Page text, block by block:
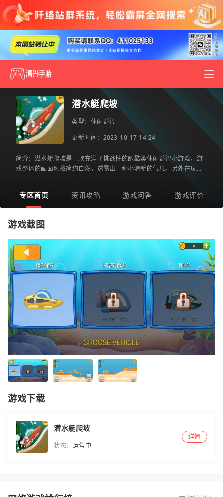
潜水艇爬坡
类型： 休闲益智
更新时间：2023-10-17 14:24
简介：潜水艇爬坡是一款充满了挑战性的跑酷类休闲益智小游戏，游
戏整体的画面风格简约自然，透露出一种小清新的气息，另外在玩法
专区首页 资讯攻略 游戏问答 游戏评价
游戏截图
游戏下载
潜水艇爬坡
状态： 运营中
详情